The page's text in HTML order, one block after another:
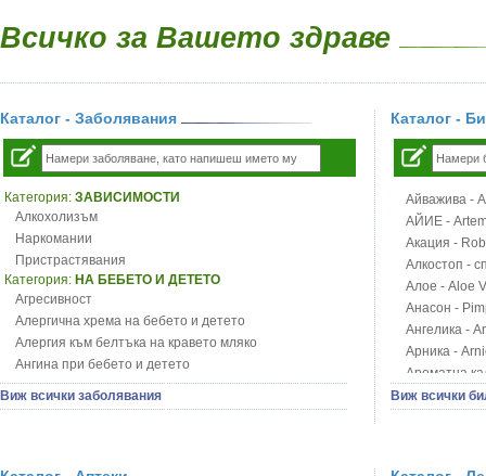
Всичко за Вашето здраве
Каталог - Заболявания
Категория: ЗАВИСИМОСТИ
Алкохолизъм
Наркомании
Пристрастявания
Категория: НА БЕБЕТО И ДЕТЕТО
Агресивност
Алергична хрема на бебето и детето
Алергия към белтъка на кравето мляко
Ангина при бебето и детето
Анемия при бебето и детето
Апетит - пълни деца
Бронхиална астма при бебето и детето
Виж всички заболявания
Каталог -
Айважива -
АЙИЕ -
Акация -
Алкостоп -
Алое - Aloe
Анасон -
Ангелика -
Арника -
Ароматна
Арония -
Виж всички